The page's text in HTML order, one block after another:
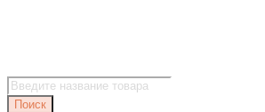
Поиск
товаров
Поиск